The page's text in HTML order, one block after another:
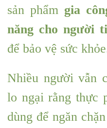
sản phẩm gia
năng cho người
để bảo vệ sức
Nhiều người vẫn
lo ngại rằng thực
dùng để ngăn